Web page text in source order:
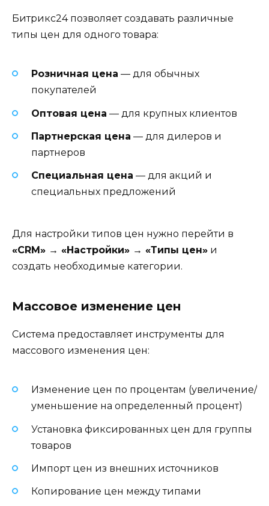
Битрикс24 позволяет создавать различные
типы цен для одного товара:
Розничная цена — для обычных
покупателей
Оптовая цена — для крупных клиентов
Партнерская цена — для дилеров и
партнеров
Специальная цена — для акций и
специальных предложений
Для настройки типов цен нужно перейти в
«CRM» → «Настройки» → «Типы цен» и
создать необходимые категории.
Массовое изменение цен
Система предоставляет инструменты для
массового изменения цен:
Изменение цен по процентам (увеличение/
уменьшение на определенный процент)
Установка фиксированных цен для группы
товаров
Импорт цен из внешних источников
Копирование цен между типами